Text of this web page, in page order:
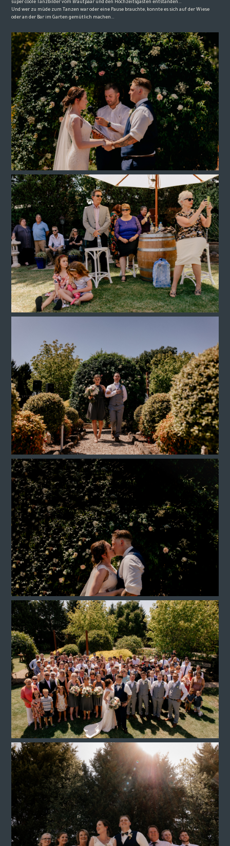
super coole Tanzbilder vom Brautpaar und den Hochzeitsgästen entstanden…
Und wer zu müde zum Tanzen war oder eine Pause brauchte, konnte es sich auf der Wiese
oder an der Bar im Garten gemütlich machen…